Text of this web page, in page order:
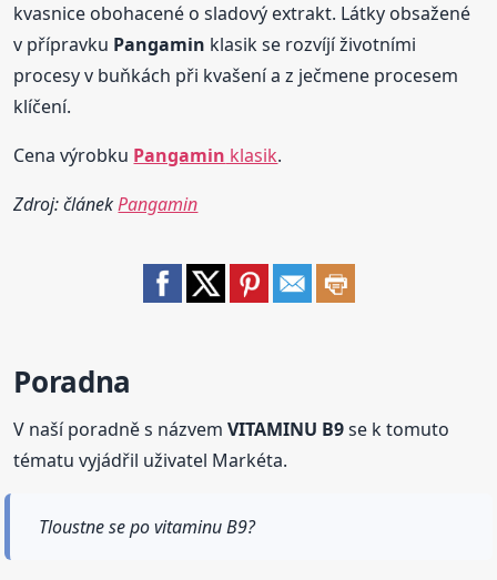
kvasnice obohacené o sladový extrakt. Látky obsažené
v přípravku Pangamin klasik se rozvíjí životními
procesy v buňkách při kvašení a z ječmene procesem
klíčení.
Cena výrobku Pangamin klasik.
Zdroj: článekPangamin
Poradna
V naší poradně s názvemVITAMINU B9se k tomuto
tématu vyjádřil uživatel Markéta.
Tloustne se po vitaminu B9?